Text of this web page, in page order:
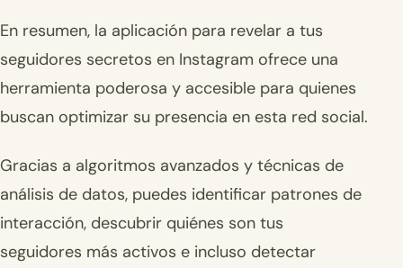
En resumen, la aplicación para revelar a tus
seguidores secretos en Instagram ofrece una
herramienta poderosa y accesible para quienes
buscan optimizar su presencia en esta red social.
Gracias a algoritmos avanzados y técnicas de
análisis de datos, puedes identificar patrones de
interacción, descubrir quiénes son tus
seguidores más activos e incluso detectar